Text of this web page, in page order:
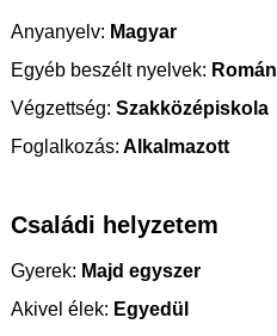
Anyanyelv: Magyar
Egyéb beszélt nyelvek: Román
Végzettség: Szakközépiskola
Foglalkozás: Alkalmazott
Családi helyzetem
Gyerek: Majd egyszer
Akivel élek: Egyedül